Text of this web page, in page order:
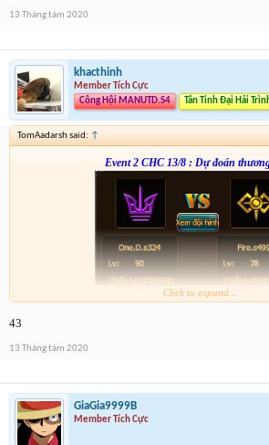
13 Tháng tám 2020
khacthinh
Member Tích Cực
Công Hội MANUTD.S4
Tân Tinh Đại Hải
TomAadarsh said: ↑
Event 2 CHC 13/8 : Dự đoán
Click to expand...
43
13 Tháng tám 2020
GiaGia9999B
Member Tích Cực